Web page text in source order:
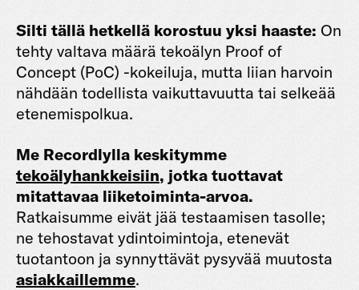
Silti tällä hetkellä korostuu yksi haaste: On
tehty valtava määrä tekoälyn Proof of
Concept (PoC) -kokeiluja, mutta liian harvoin
nähdään todellista vaikuttavuutta tai selkeää
etenemispolkua.
Me Recordlylla keskitymme
tekoälyhankkeisiin, jotka tuottavat
mitattavaa liiketoiminta-arvoa.
Ratkaisumme eivät jää testaamisen tasolle;
ne tehostavat ydintoimintoja, etenevät
tuotantoon ja synnyttävät pysyvää muutosta
asiakkaillemme.